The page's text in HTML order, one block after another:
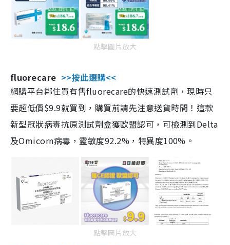
點擊圖片放大
fluorecare >>按此選購<<
網購平台鄰住買有售fluorecare的快速測試劑，現時只
要超低價$9.9就買到，購買前請先注意送貨時間！這款
新型冠狀病毒抗原測試劑盒獲歐盟認可，可檢測到Delta
及Omicorn病毒，靈敏度92.2%，特異度100%。
點擊圖片放大